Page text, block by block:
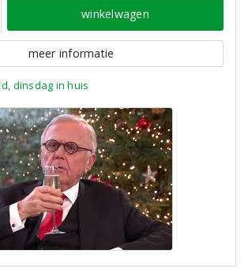
winkelwagen
meer informatie
dinsdag in huis